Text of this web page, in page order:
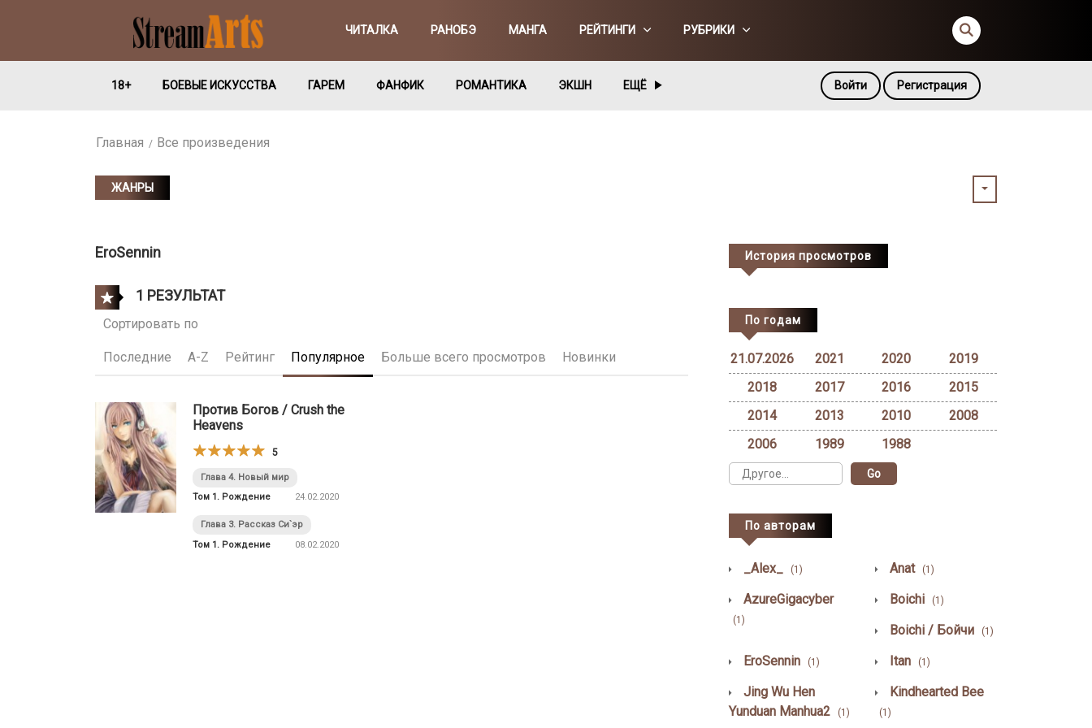
ЧИТАЛКА РАНОБЭ МАНГА РЕЙТИНГИ РУБРИКИ
18+ БОЕВЫЕ ИСКУССТВА ГАРЕМ ФАНФИК РОМАНТИКА ЭКШН ЕЩЁ Войти Регистрация
Главная Все произведения
ЖАНРЫ
EroSennin
1 РЕЗУЛЬТАТ
Сортировать по
Последние A-Z Рейтинг Популярное Больше всего просмотров Новинки
Против Богов / Crush the
Heavens
5
Глава 4. Новый мир
Том 1. Рождение
24.02.2020
Глава 3. Рассказ Си`эр
Том 1. Рождение
08.02.2020
История просмотров
По годам
21.07.2026 2021 2020
2019
2018
2017 2016
2015
2014
2013 2010
2008
2006
1989 1988
По авторам
_Alex_ (1) Anat (1)
AzureGigacyber
(1)
Boichi (1)
Boichi / Бойчи (1)
EroSennin (1) Itan (1)
Jing Wu Hen
Yunduan Manhua2
(1)
Kindhearted Bee
(1)